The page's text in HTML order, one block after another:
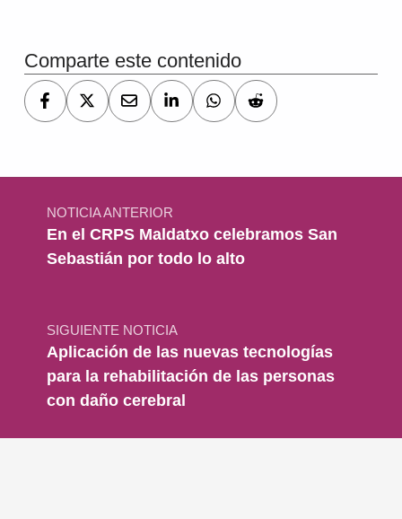
Comparte este contenido
Navegación de entradas
NOTICIA ANTERIOR
En el CRPS Maldatxo celebramos San
Sebastián por todo lo alto
SIGUIENTE NOTICIA
Aplicación de las nuevas tecnologías
para la rehabilitación de las personas
con daño cerebral